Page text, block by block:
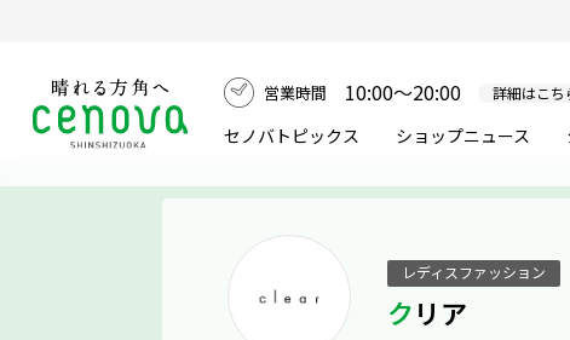
営業時間 10:00～20:00 詳細はこち
セノバトピックス ショップニュース
レディスファッション
クリア